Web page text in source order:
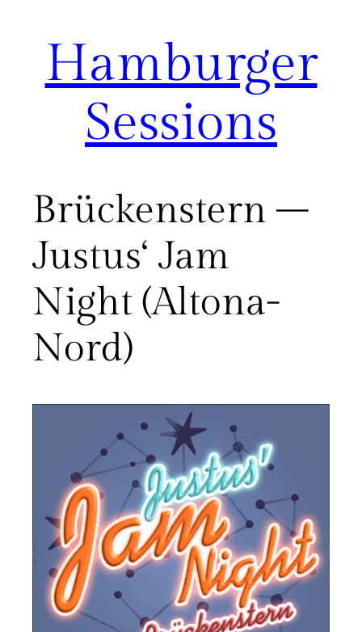
springenHamburger
Sessions
Brückenstern –
Justus‘ Jam
Night (Altona-
Nord)